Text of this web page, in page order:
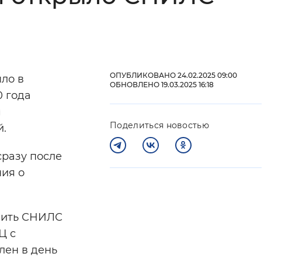
в
года
после
о
СНИЛС
с
в день
ОПУБЛИКОВАНО 24.02.2025 09:00
ОБНОВЛЕНО 19.03.2025 16:18
Поделиться новостью